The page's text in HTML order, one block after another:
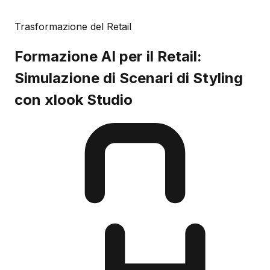
Trasformazione del Retail
Formazione AI per il Retail:
Simulazione di Scenari di Styling
con xlook Studio